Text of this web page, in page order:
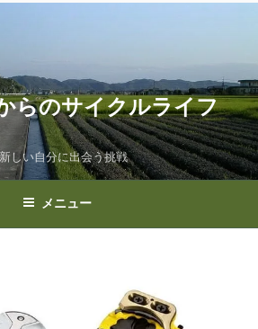
らのサイクルライフ
しい自分に出会う挑戦
メニュー